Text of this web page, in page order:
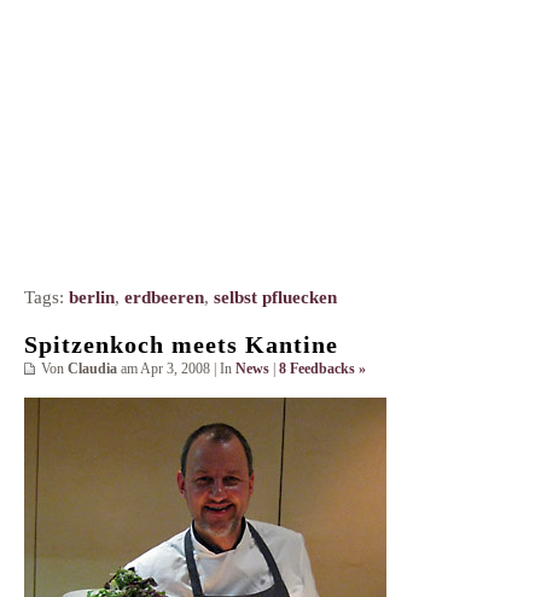
Tags: berlin, erdbeeren, selbst pfluecken
Spitzenkoch meets Kantine
Von Claudia am Apr 3, 2008 | In News 8 Feedbacks »